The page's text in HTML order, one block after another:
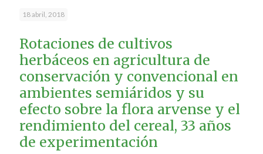
18 abril, 2018
Rotaciones de cultivos
herbáceos en agricultura de
conservación y convencional en
ambientes semiáridos y su
efecto sobre la flora arvense y el
rendimiento del cereal, 33 años
de experimentación